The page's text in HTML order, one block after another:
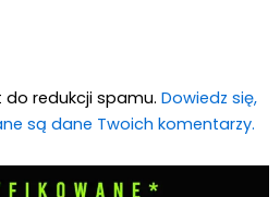
redukcji spamu. Dowiedz się,
są dane Twoich komentarzy.